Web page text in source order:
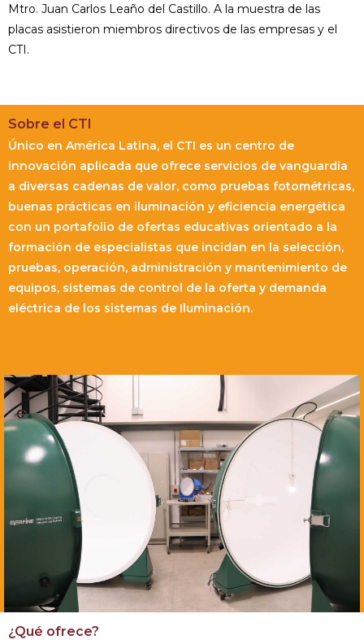
Mtro. Juan Carlos Leaño del Castillo. A la muestra de las
placas asistieron miembros directivos de las empresas y el
CTI.
Sobre el CTI
Único en América Latina, el CTI es un centro de
innovación aplicada que ofrece servicios de vanguardia
a diversas cadenas de valor, como pruebas fotométricas,
buenas prácticas en iluminación y eficiencia energética
con un portafolio de ofertas educativas orientado a la
formación de especialistas que incidan en la selección,
pruebas, operación, administración y mantenimiento de
equipos, sistemas de control de la oferta y demanda
eléctrica de los sistemas de Iluminación.
¿Qué ofrece?